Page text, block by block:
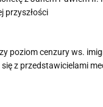
przyszłości
poziom cenzury ws.
z przedstawicielami